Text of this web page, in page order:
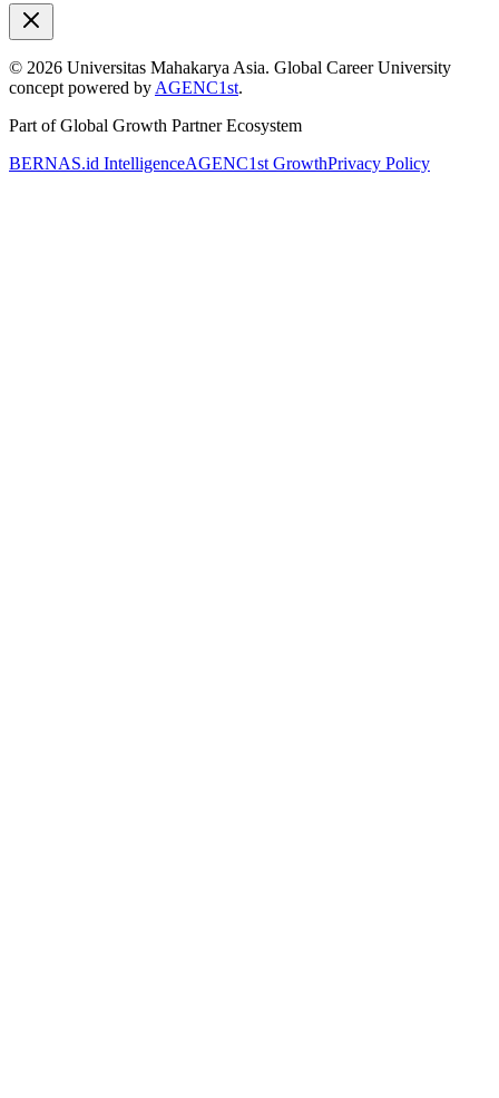
© 2026 Universitas Mahakarya Asia. Global Career University
concept powered by AGENC1st.
Part of Global Growth Partner Ecosystem
BERNAS.id IntelligenceAGENC1st GrowthPrivacy Policy